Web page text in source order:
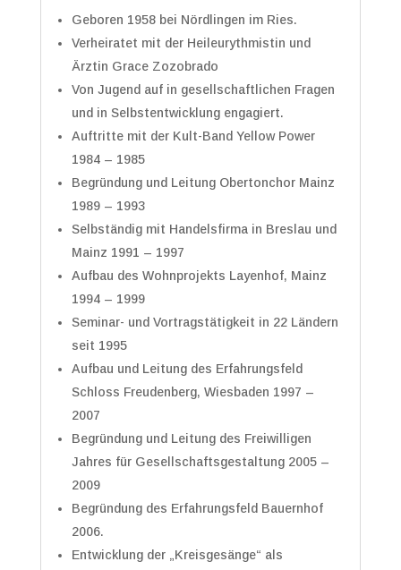
Geboren 1958 bei Nördlingen im Ries.
Verheiratet mit der Heileurythmistin und
Ärztin Grace Zozobrado
Von Jugend auf in gesellschaftlichen Fragen
und in Selbstentwicklung engagiert.
Auftritte mit der Kult-Band Yellow Power
1984 – 1985
Begründung und Leitung Obertonchor Mainz
1989 – 1993
Selbständig mit Handelsfirma in Breslau und
Mainz 1991 – 1997
Aufbau des Wohnprojekts Layenhof, Mainz
1994 – 1999
Seminar- und Vortragstätigkeit in 22 Ländern
seit 1995
Aufbau und Leitung des Erfahrungsfeld
Schloss Freudenberg, Wiesbaden 1997 –
2007
Begründung und Leitung des Freiwilligen
Jahres für Gesellschaftsgestaltung 2005 –
2009
Begründung des Erfahrungsfeld Bauernhof
2006.
Entwicklung der „Kreisgesänge“ als